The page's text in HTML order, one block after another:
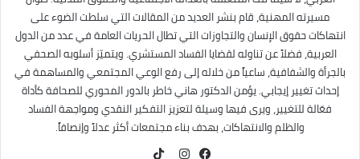
مسيرته المهنية، قام بنشر العديد من المقالات التي سلطت الضوء على
انتهاكات حقوق الإنسان والتجاوزات التي تطال الحريات العامة في عدد من الدول
العربية، فضلاً عن تناوله لقضايا الفساد المستشري. ويتميّز أسلوبه الصحفي
بالجرأة والشفافية، ساعياً من خلاله إلى رفع الوعي المجتمعي والمساهمة في
إحداث تغيير إيجابي. يؤمن الدكتور هاني خاطر بالدور المحوري للصحافة كأداة
فعّالة للتغيير، ويرى فيها وسيلة لتعزيز التفكير النقدي ومواجهة الفساد
والظلم والانتهاكات، بهدف بناء مجتمعات أكثر عدلاً وإنصافاً.